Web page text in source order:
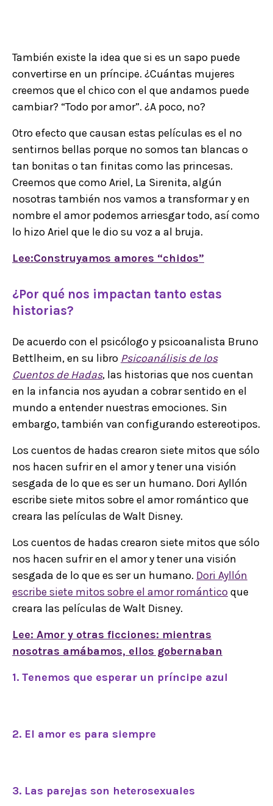
También existe la idea que si es un sapo puede
convertirse en un príncipe. ¿Cuántas mujeres
creemos que el chico con el que andamos puede
cambiar? “Todo por amor”. ¿A poco, no?
Otro efecto que causan estas películas es el no
sentirnos bellas porque no somos tan blancas o
tan bonitas o tan finitas como las princesas.
Creemos que como Ariel, La Sirenita, algún
nosotras también nos vamos a transformar y en
nombre el amor podemos arriesgar todo, así como
lo hizo Ariel que le dio su voz a al bruja.
Lee:Construyamos amores “chidos”
¿Por qué nos impactan tanto estas
historias?
De acuerdo con el psicólogo y psicoanalista Bruno
Bettlheim, en su libro Psicoanálisis de los
Cuentos de Hadas, las historias que nos cuentan
en la infancia nos ayudan a cobrar sentido en el
mundo a entender nuestras emociones. Sin
embargo, también van configurando estereotipos.
Los cuentos de hadas crearon siete mitos que sólo
nos hacen sufrir en el amor y tener una visión
sesgada de lo que es ser un humano. Dori Ayllón
escribe siete mitos sobre el amor romántico que
creara las películas de Walt Disney.
Los cuentos de hadas crearon siete mitos que sólo
nos hacen sufrir en el amor y tener una visión
sesgada de lo que es ser un humano. Dori Ayllón
escribe siete mitos sobre el amor romántico que
creara las películas de Walt Disney.
Lee: Amor y otras ficciones: mientras
nosotras amábamos, ellos gobernaban
1. Tenemos que esperar un príncipe azul
2. El amor es para siempre
3. Las parejas son heterosexuales